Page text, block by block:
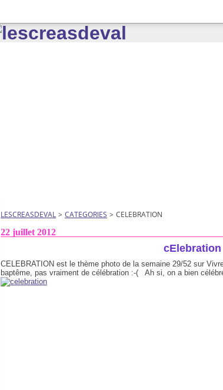
LESCREASDEVAL > CATEGORIES > CELEBRATION
22 juillet 2012
cElebration
CELEBRATION est le thème photo de la semaine 29/52 sur
baptême, pas vraiment de célébration :-( Ah si, on a bien